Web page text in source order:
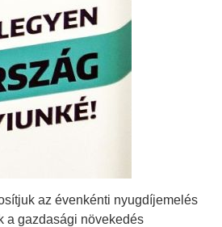
az évenkénti nyugdíjemelés
a gazdasági növekedés